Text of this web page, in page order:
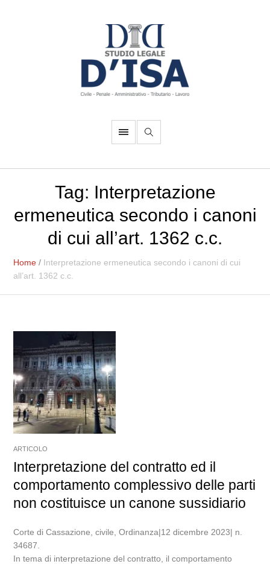
Tag: Interpretazione
ermeneutica secondo i canoni
di cui all’art. 1362 c.c.
Home / Interpretazione ermeneutica secondo i canoni di cui
all’art. 1362 c.c.
ARTICOLO
Interpretazione del contratto ed il
comportamento complessivo delle parti
non costituisce un canone sussidiario
Corte di Cassazione, civile, Ordinanza|12 dicembre 2023| n.
34687.
In tema di interpretazione del contratto, il comportamento